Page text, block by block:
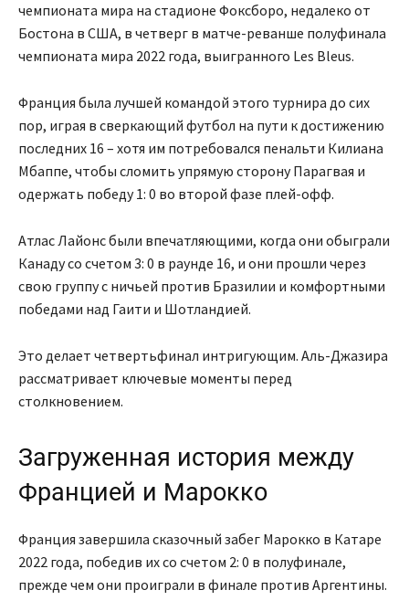
чемпионата мира на стадионе Фоксборо, недалеко от
Бостона в США, в четверг в матче-реванше полуфинала
чемпионата мира 2022 года, выигранного Les Bleus.
Франция была лучшей командой этого турнира до сих
пор, играя в сверкающий футбол на пути к достижению
последних 16 – хотя им потребовался пенальти Килиана
Мбаппе, чтобы сломить упрямую сторону Парагвая и
одержать победу 1: 0 во второй фазе плей-офф.
Атлас Лайонс были впечатляющими, когда они обыграли
Канаду со счетом 3: 0 в раунде 16, и они прошли через
свою группу с ничьей против Бразилии и комфортными
победами над Гаити и Шотландией.
Это делает четвертьфинал интригующим. Аль-Джазира
рассматривает ключевые моменты перед
столкновением.
Загруженная история между
Францией и Марокко
Франция завершила сказочный забег Марокко в Катаре
2022 года, победив их со счетом 2: 0 в полуфинале,
прежде чем они проиграли в финале против Аргентины.